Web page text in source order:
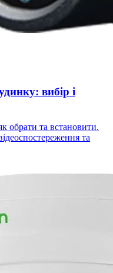
вибір і
обрати та встановити.
та